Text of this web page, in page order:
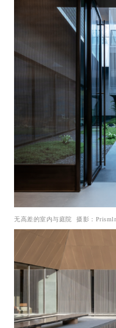
无高差的室内与庭院 摄影：